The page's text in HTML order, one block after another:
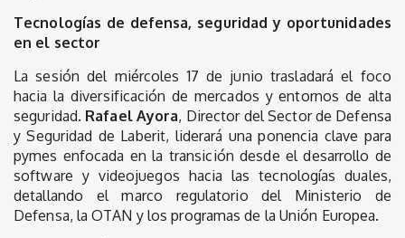
Tecnologías de defensa, seguridad y oportunidades
en el sector
La sesión del miércoles 17 de junio trasladará el foco
hacia la diversificación de mercados y entornos de alta
seguridad. Rafael Ayora, Director del Sector de Defensa
y Seguridad de Laberit, liderará una ponencia clave para
pymes enfocada en la transición desde el desarrollo de
software y videojuegos hacia las tecnologías duales,
detallando el marco regulatorio del Ministerio de
Defensa, la OTAN y los programas de la Unión Europea.